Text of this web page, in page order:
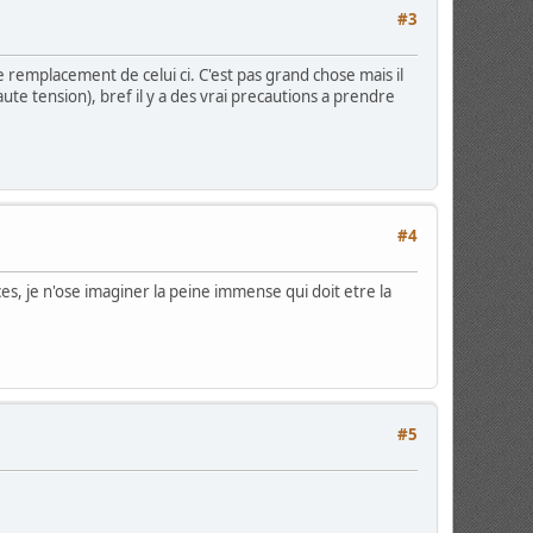
#3
de celui ci. C'est pas grand chose mais il
tension), bref il y a des vrai precautions a prendre
#4
je n'ose imaginer la peine immense qui doit etre la
#5